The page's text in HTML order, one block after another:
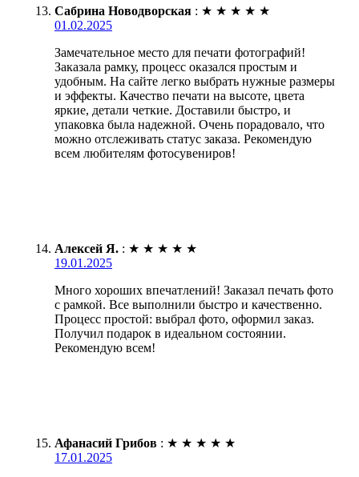
Сабрина Новодворская : ★ ★ ★ ★ ★
01.02.2025
Замечательное место для печати фотографий!
Заказала рамку, процесс оказался простым и
удобным. На сайте легко выбрать нужные размеры
и эффекты. Качество печати на высоте, цвета
яркие, детали четкие. Доставили быстро, и
упаковка была надежной. Очень порадовало, что
можно отслеживать статус заказа. Рекомендую
всем любителям фотосувениров!
Алексей Я. : ★ ★ ★ ★ ★
19.01.2025
Много хороших впечатлений! Заказал печать фото
с рамкой. Все выполнили быстро и качественно.
Процесс простой: выбрал фото, оформил заказ.
Получил подарок в идеальном состоянии.
Рекомендую всем!
Афанасий Грибов : ★ ★ ★ ★ ★
17.01.2025